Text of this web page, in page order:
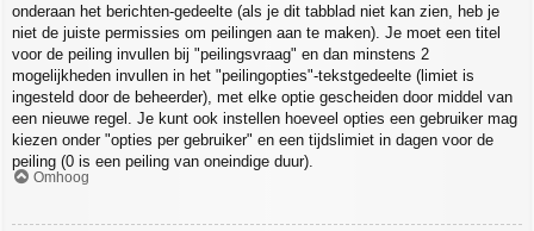
onderaan het berichten-gedeelte (als je dit tabblad niet kan zien, heb je
niet de juiste permissies om peilingen aan te maken). Je moet een titel
voor de peiling invullen bij "peilingsvraag" en dan minstens 2
mogelijkheden invullen in het "peilingopties"-tekstgedeelte (limiet is
ingesteld door de beheerder), met elke optie gescheiden door middel van
een nieuwe regel. Je kunt ook instellen hoeveel opties een gebruiker mag
kiezen onder "opties per gebruiker" en een tijdslimiet in dagen voor de
peiling (0 is een peiling van oneindige duur).
Omhoog